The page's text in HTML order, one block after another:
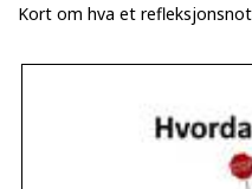
Kort om hva et